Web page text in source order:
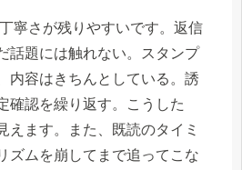
寧さが残りやすいです。返信
話題には触れない。スタンプ
内容はきちんとしている。誘
確認を繰り返す。こうした
えます。また、既読のタイミ
ズムを崩してまで追ってこな